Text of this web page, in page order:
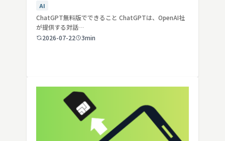
年最新】
AI
ChatGPT無料版でできること ChatGPTは、OpenAI社
が提供する対話…
2026-07-22
3min